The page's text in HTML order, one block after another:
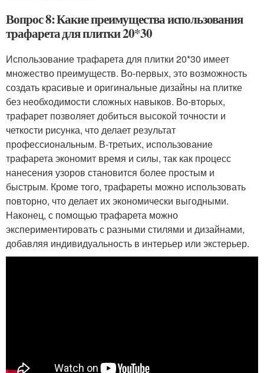
Вопрос 8: Какие преимущества использования
трафарета для плитки 20*30
Использование трафарета для плитки 20*30 имеет
множество преимуществ. Во-первых, это возможность
создать красивые и оригинальные дизайны на плитке
без необходимости сложных навыков. Во-вторых,
трафарет позволяет добиться высокой точности и
четкости рисунка, что делает результат
профессиональным. В-третьих, использование
трафарета экономит время и силы, так как процесс
нанесения узоров становится более простым и
быстрым. Кроме того, трафареты можно использовать
повторно, что делает их экономически выгодными.
Наконец, с помощью трафарета можно
экспериментировать с разными стилями и дизайнами,
добавляя индивидуальность в интерьер или экстерьер.